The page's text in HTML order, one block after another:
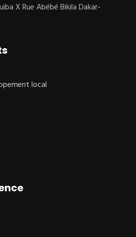
X Rue Abébé Bikila Dakar-
local